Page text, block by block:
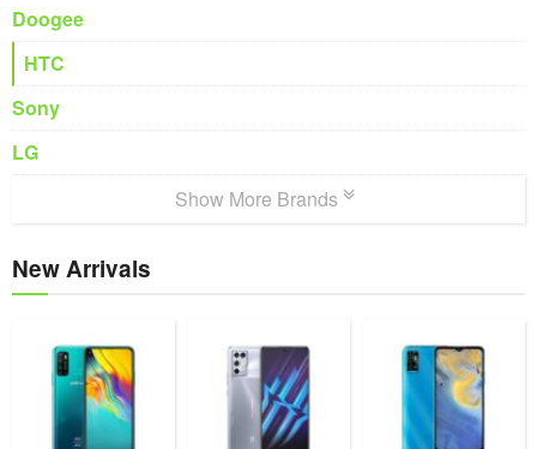
Doogee
HTC
Sony
LG
Show More Brands
New Arrivals